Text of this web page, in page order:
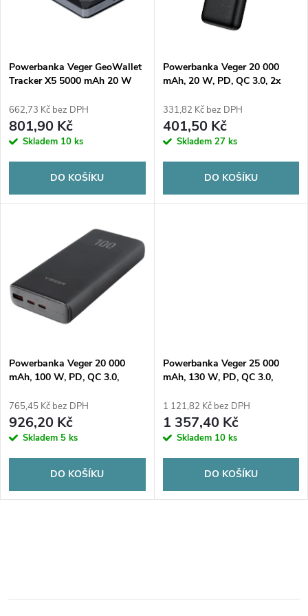
p
r
o
u
t
ů
s
p
r
o
d
t
Powerbanka Veger GeoWallet
Tracker X5 5000 mAh 20 W
C černá
662,73 Kč bez DPH
801,90 Kč
Skladem 10 ks
DO KOŠÍKU
Powerbanka Veger 20 000
mAh, 20 W, PD, QC 3.0, 2x
331,82 Kč bez DPH
401,50 Kč
Skladem 27 ks
DO KOŠÍKU
Powerbanka Veger 20 000
mAh, 100 W, PD, QC 3.0,
765,45 Kč bez DPH
926,20 Kč
Skladem 5 ks
DO KOŠÍKU
Powerbanka Veger 25 000
mAh, 130 W, PD, QC 3.0,
USB-C a Lightning
1 121,82 Kč bez DPH
1 357,40 Kč
Skladem 10 ks
DO KOŠÍKU
l